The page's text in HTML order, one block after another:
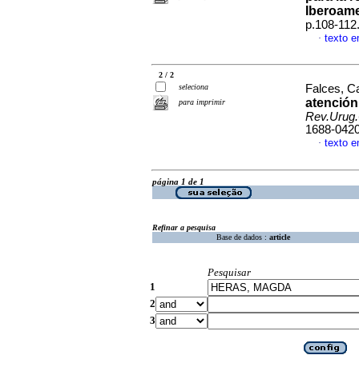
p.108-
· texto
2 / 2
seleciona
para imprimir
Falces,
1688-
· texto
página 1 de 1
Refinar a pesquisa
Base de dados : article
Pesquisar
1
2
3